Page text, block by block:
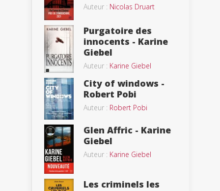
Auteur : Nicolas Druart
Purgatoire des
innocents - Karine
Giebel
Auteur : Karine Giebel
City of windows -
Robert Pobi
Auteur : Robert Pobi
Glen Affric - Karine
Giebel
Auteur : Karine Giebel
Les criminels les